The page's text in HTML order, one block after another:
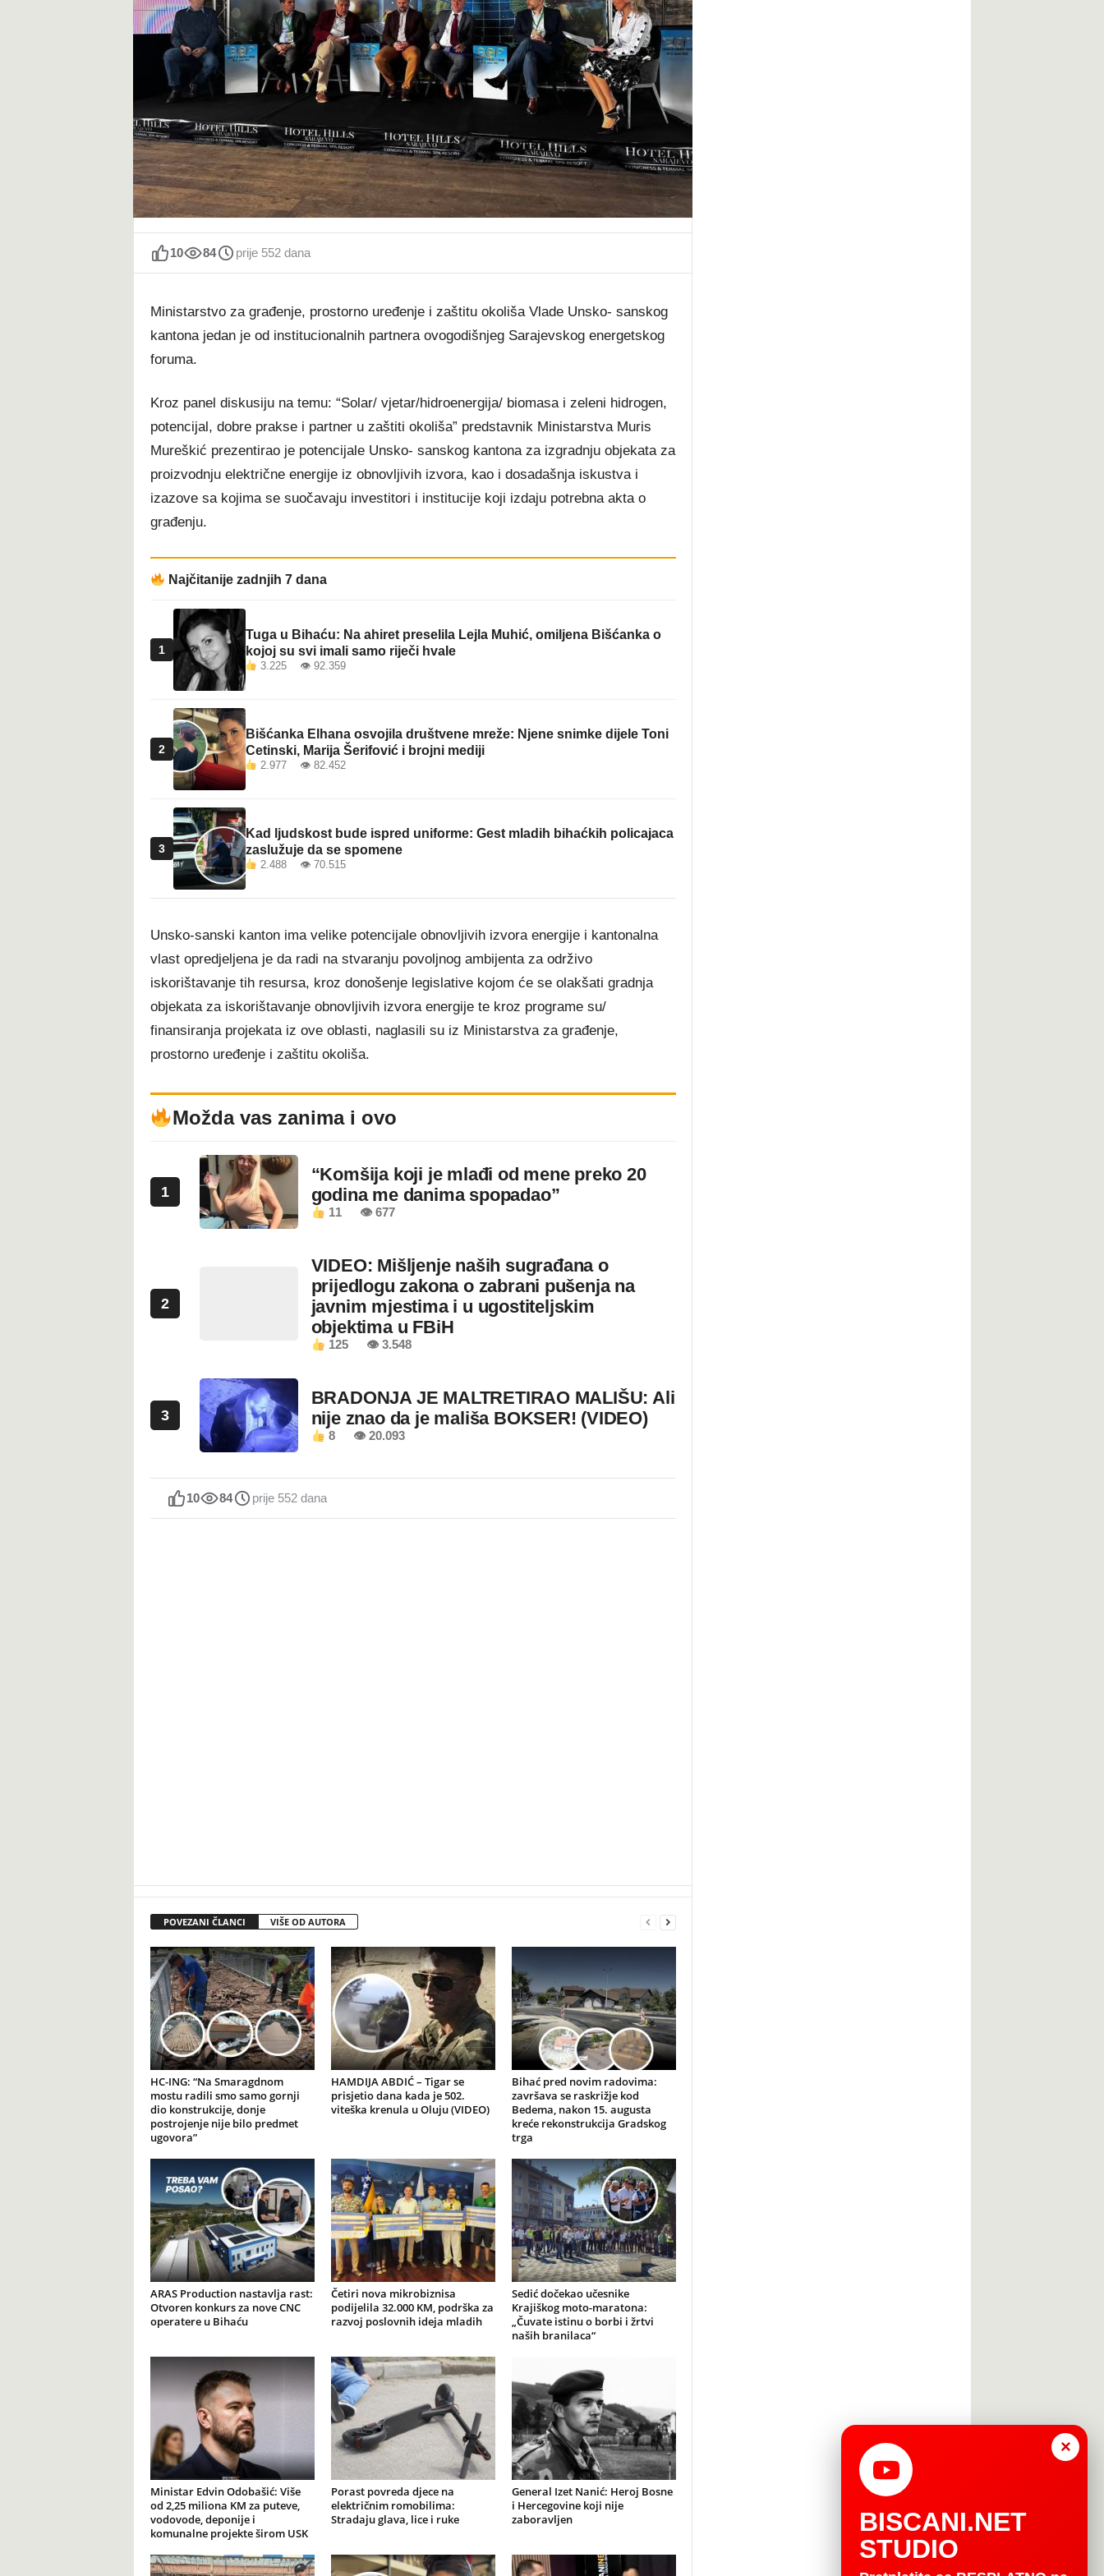
10 84 prije 552 dana
Ministarstvo za građenje, prostorno uređenje i zaštitu okoliša Vlade Unsko- sanskog
kantona jedan je od institucionalnih partnera ovogodišnjeg Sarajevskog energetskog
foruma.
Kroz panel diskusiju na temu: “Solar/ vjetar/hidroenergija/ biomasa i zeleni hidrogen,
potencijal, dobre prakse i partner u zaštiti okoliša” predstavnik Ministarstva Muris
Mureškić prezentirao je potencijale Unsko- sanskog kantona za izgradnju objekata za
proizvodnju električne energije iz obnovljivih izvora, kao i dosadašnja iskustva i
izazove sa kojima se suočavaju investitori i institucije koji izdaju potrebna akta o
građenju.
Najčitanije zadnjih 7 dana
1
Tuga u Bihaću: Na ahiret preselila Lejla Muhić, omiljena Bišćanka o
kojoj su svi imali samo riječi hvale
3.225 👁 92.359
2
Bišćanka Elhana osvojila društvene mreže: Njene snimke dijele Toni
Cetinski, Marija Šerifović i brojni mediji
2.977 👁 82.452
3
Kad ljudskost bude ispred uniforme: Gest mladih bihaćkih policajaca
zaslužuje da se spomene
2.488 👁 70.515
Unsko-sanski kanton ima velike potencijale obnovljivih izvora energije i kantonalna
vlast opredjeljena je da radi na stvaranju povoljnog ambijenta za održivo
iskorištavanje tih resursa, kroz donošenje legislative kojom će se olakšati gradnja
objekata za iskorištavanje obnovljivih izvora energije te kroz programe su/
finansiranja projekata iz ove oblasti, naglasili su iz Ministarstva za građenje,
prostorno uređenje i zaštitu okoliša.
Možda vas zanima i ovo
1
“Komšija koji je mlađi od mene preko 20
godina me danima spopadao”
11 👁 677
2
VIDEO: Mišljenje naših sugrađana o
prijedlogu zakona o zabrani pušenja na
javnim mjestima i u ugostiteljskim
objektima u FBiH
125 👁 3.548
3
BRADONJA JE MALTRETIRAO MALIŠU: Ali
nije znao da je mališa BOKSER! (VIDEO)
8 👁 20.093
10 84 prije 552 dana
POVEZANI ČLANCI VIŠE OD AUTORA
HC-ING: “Na Smaragdnom
mostu radili smo samo gornji
dio konstrukcije, donje
postrojenje nije bilo predmet
ugovora”
HAMDIJA ABDIĆ – Tigar se
prisjetio dana kada je 502.
viteška krenula u Oluju (VIDEO)
Bihać pred novim radovima:
završava se raskrižje kod
Bedema, nakon 15. augusta
kreće rekonstrukcija Gradskog
trga
ARAS Production nastavlja rast:
Otvoren konkurs za nove CNC
operatere u Bihaću
Četiri nova mikrobiznisa
podijelila 32.000 KM, podrška za
razvoj poslovnih ideja mladih
Sedić dočekao učesnike
Krajiškog moto-maratona:
„Čuvate istinu o borbi i žrtvi
naših branilaca“
Ministar Edvin Odobašić: Više
od 2,25 miliona KM za puteve,
vodovode, deponije i
komunalne projekte širom USK
Porast povreda djece na
električnim romobilima:
Stradaju glava, lice i ruke
General Izet Nanić: Heroj Bosne
i Hercegovine koji nije
zaboravljen
×
BISCANI.NET
STUDIO